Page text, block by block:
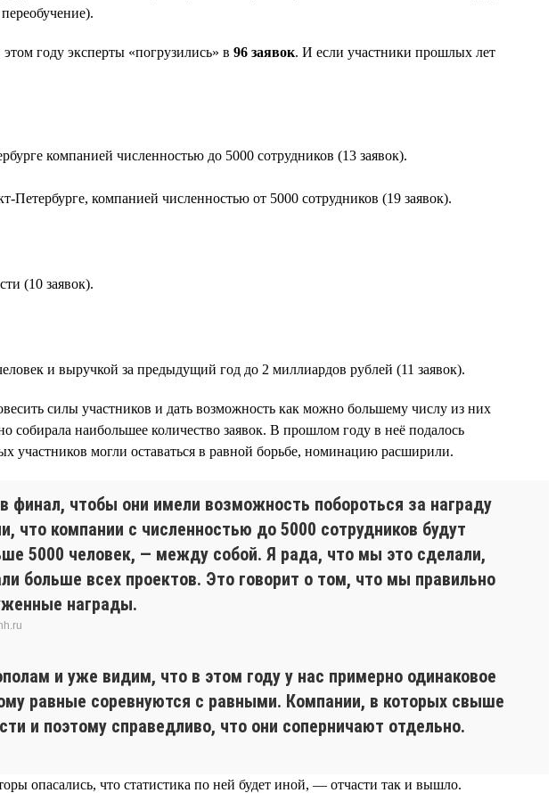
году эксперты «погрузились» в 96 заявок. И если участники прошлых лет
компанией численностью до 5000 сотрудников (13 заявок).
компанией численностью от 5000 сотрудников (19 заявок).
(10 заявок).
и выручкой за предыдущий год до 2 миллиардов рублей (11 заявок).
силы участников и дать возможность как можно большему числу из них
собирала наибольшее количество заявок. В прошлом году в неё подалось
участников могли оставаться в равной борьбе, номинацию расширили.
финал, чтобы они имели возможность побороться за награду
компании с численностью до 5000 сотрудников будут
5000 человек, — между собой. Я рада, что мы это сделали,
больше всех проектов. Это говорит о том, что мы правильно
награды.
и уже видим, что в этом году у нас примерно одинаковое
равные соревнуются с равными. Компании, в которых свыше
и поэтому справедливо, что они соперничают отдельно.
опасались, что статистика по ней будет иной, — отчасти так и вышло.